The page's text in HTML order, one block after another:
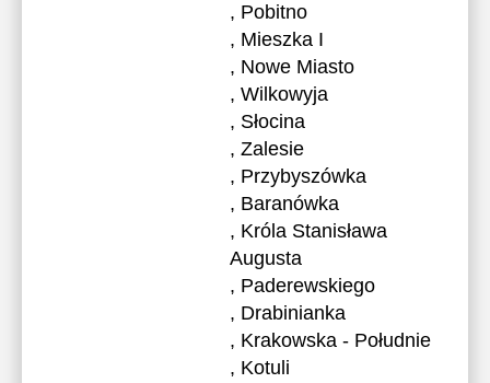
, Pobitno
, Mieszka I
, Nowe Miasto
, Wilkowyja
, Słocina
, Zalesie
, Przybyszówka
, Baranówka
, Króla Stanisława
Augusta
, Paderewskiego
, Drabinianka
, Krakowska - Południe
, Kotuli